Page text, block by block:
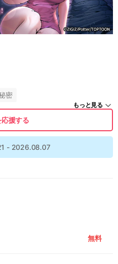
密
もっと見る
援する
- 2026.08.07
無料